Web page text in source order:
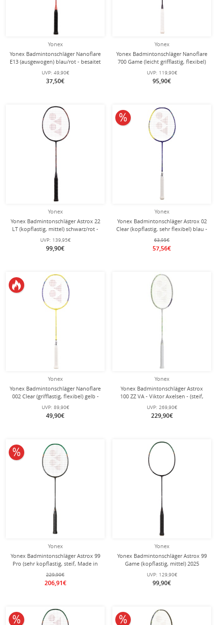
Yonex
Yonex Badmintonschläger Nanoflare
E13 (ausgewogen) blau/rot - besaitet
-
UVP: 49,90€
37,50€
Yonex
Yonex Badmintonschläger Nanoflare
700 Game (leicht grifflastig, flexibel)
violett - besaitet -
UVP: 119,90€
95,90€
Yonex
Yonex Badmintonschläger Astrox 22
LT (kopflastig, mittel) schwarz/rot -
besaitet -
UVP: 139,95€
99,90€
Yonex
Yonex Badmintonschläger Astrox 02
Clear (kopflastig, sehr flexibel) blau -
besaitet -
63,95€
57,56€
10% reduziert
Yonex
Yonex Badmintonschläger Nanoflare
002 Clear (grifflastig, flexibel) gelb -
besaitet -
UVP: 89,90€
49,90€
Yonex
Yonex Badmintonschläger Astrox
100 ZZ VA - Viktor Axelsen - (steif,
kopflastig) 2025 hellgrau -
unbesaitet -
UVP: 269,90€
229,90€
Yonex
Yonex Badmintonschläger Astrox 99
Pro (sehr kopflastig, steif, Made in
Japan) 2025 schwarz/grün -
unbesaitet -
229,90€
206,91€
10% reduziert
Yonex
Yonex Badmintonschläger Astrox 99
Game (kopflastig, mittel) 2025
schwarz/grün - besaitet -
UVP: 129,90€
99,90€
10% reduziert 10% reduziert